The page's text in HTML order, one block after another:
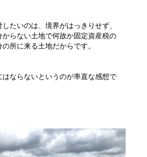
たいのは、境界がはっきりせず、
らない土地で何故か固定資産税の
所に来る土地だからです。
ならないというのが率直な感想で